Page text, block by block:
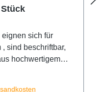
sich für
sind beschriftbar,
hochwertigem